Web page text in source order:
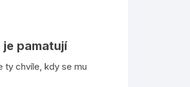
pamatují
ty chvíle, kdy se mu